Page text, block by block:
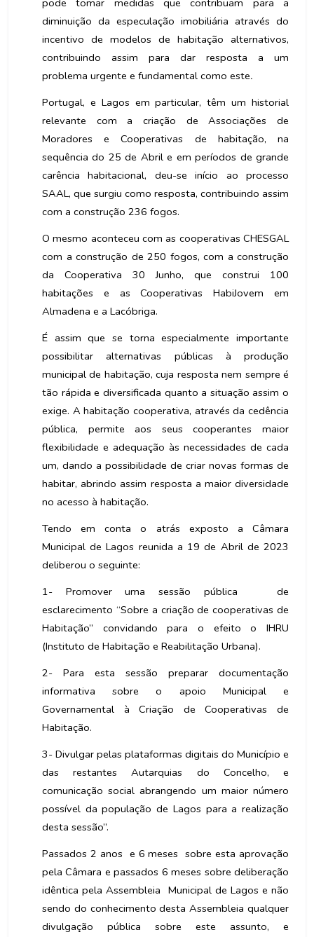
pode tomar medidas que contribuam para a
diminuição da especulação imobiliária através do
incentivo de modelos de habitação alternativos,
contribuindo assim para dar resposta a um
problema urgente e fundamental como este.
Portugal, e Lagos em particular, têm um historial
relevante com a criação de Associações de
Moradores e Cooperativas de habitação, na
sequência do 25 de Abril e em períodos de grande
carência habitacional, deu-se início ao processo
SAAL, que surgiu como resposta, contribuindo assim
com a construção 236 fogos.
O mesmo aconteceu com as cooperativas CHESGAL
com a construção de 250 fogos, com a construção
da Cooperativa 30 Junho, que construi 100
habitações e as Cooperativas HabiJovem em
Almadena e a Lacóbriga.
É assim que se torna especialmente importante
possibilitar alternativas públicas à produção
municipal de habitação, cuja resposta nem sempre é
tão rápida e diversificada quanto a situação assim o
exige. A habitação cooperativa, através da cedência
pública, permite aos seus cooperantes maior
flexibilidade e adequação às necessidades de cada
um, dando a possibilidade de criar novas formas de
habitar, abrindo assim resposta a maior diversidade
no acesso à habitação.
Tendo em conta o atrás exposto a Câmara
Municipal de Lagos reunida a 19 de Abril de 2023
deliberou o seguinte:
1- Promover uma sessão pública
de
esclarecimento “Sobre a criação de cooperativas de
Habitação” convidando para o efeito o IHRU
(Instituto de Habitação e Reabilitação Urbana).
2- Para esta sessão preparar documentação
informativa sobre o apoio Municipal e
Governamental à Criação de Cooperativas de
Habitação.
3- Divulgar pelas plataformas digitais do Município e
das restantes Autarquias do Concelho, e
comunicação social abrangendo um maior número
possível da população de Lagos para a realização
desta sessão”.
Passados 2 anos e 6 meses sobre esta aprovação
pela Câmara e passados 6 meses sobre deliberação
idêntica pela Assembleia Municipal de Lagos e não
sendo do conhecimento desta Assembleia qualquer
divulgação pública sobre este assunto, e